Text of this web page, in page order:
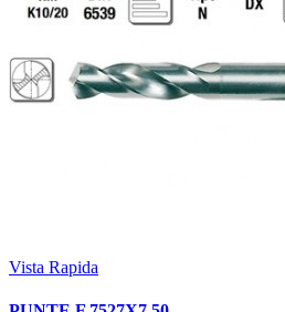
Vista Rapida